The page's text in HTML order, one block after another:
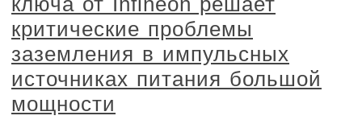
критические проблемы
заземления в импульсных
источниках питания большой
мощности